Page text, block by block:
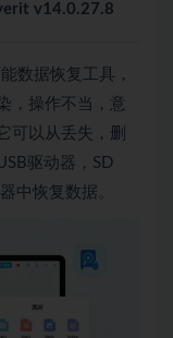
v14.0.27.8
数据恢复工具，
，操作不当，意
可以从丢失，删
驱动器，SD
中恢复数据。